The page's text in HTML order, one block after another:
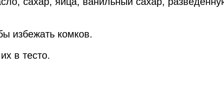
избежать комков.
в тесто.